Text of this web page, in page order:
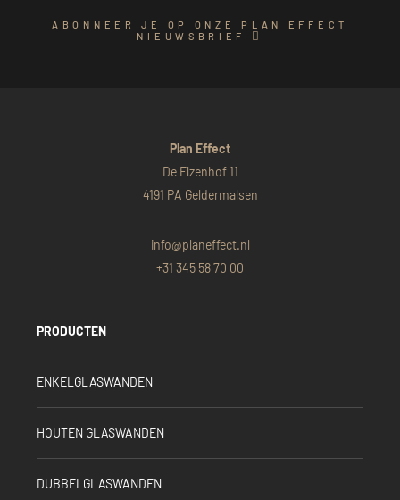
ABONNEER JE OP ONZE PLAN EFFECT
NIEUWSBRIEF
Plan Effect
De Elzenhof 11
4191 PA Geldermalsen
info@planeffect.nl
+31 345 58 70 00
PRODUCTEN
ENKELGLASWANDEN
HOUTEN GLASWANDEN
DUBBELGLASWANDEN